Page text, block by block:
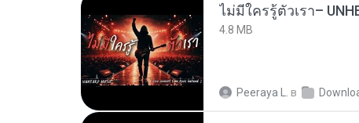
4.8 MB
Peeraya L. в